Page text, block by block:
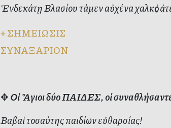
Ἑνδεκάτῃ Βλασίου τάμεν αὐχένα χαλκὸς
+ΣΗΜΕΙΩΣΙΣ
ΣΥΝΑΞΑΡΙΟΝ
✥Οἱ Ἅγιοι δύο ΠΑΙΔΕΣ, οἱ
Βαβαὶ τοσαύτης παιδίων εὐθαρσίας!